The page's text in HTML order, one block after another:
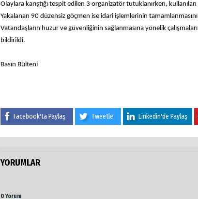
Olaylara karıştığı tespit edilen 3 organizatör tutuklanırken, kullanılan
Yakalanan 90 düzensiz göçmen ise idari işlemlerinin
Vatandaşların huzur ve güvenliğinin sağlanmasına yönelik
bildirildi.
Basın Bülteni
Facebook'ta Paylaş Tweetle Linkedin'de Paylaş
YORUMLAR
0 Yorum